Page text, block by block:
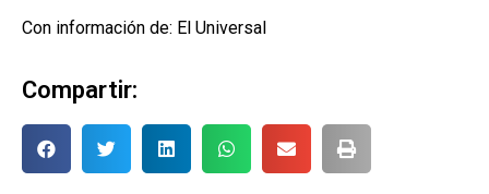
Con información de: El Universal
Compartir: